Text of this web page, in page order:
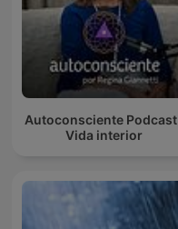
Autoconsciente Podcast |
Vida interior